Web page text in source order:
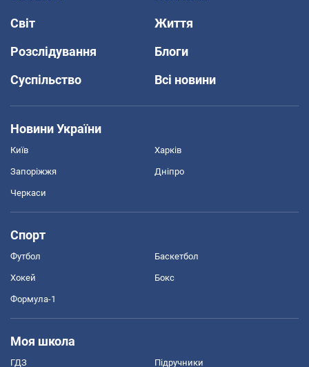
Світ
Життя
Розслідування
Блоги
Суспільство
Всі новини
Новини України
Київ Харків
Запоріжжя Дніпро
Черкаси
Спорт
Футбол Баскетбол
Хокей Бокс
Формула-1
Моя школа
ГДЗ Підручники